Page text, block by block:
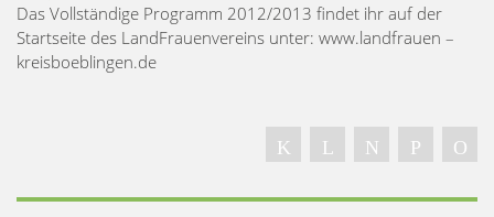
Das Vollständige Programm 2012/2013 findet ihr auf der
Startseite des LandFrauenvereins unter: www.landfrauen –
kreisboeblingen.de